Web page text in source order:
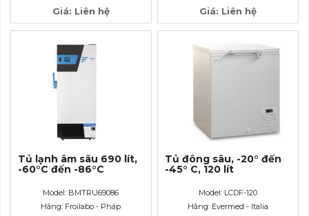
Giá: Liên hệ Giá: Liên hệ
Tủ lạnh âm sâu 690 lít,
-60°C đến -86°C
Model: BMTRU69086
Hãng: Froilabo - Pháp
Tủ đông sâu, -20° đến
-45° C, 120 lít
Model: LCDF-120
Hãng: Evermed - Italia